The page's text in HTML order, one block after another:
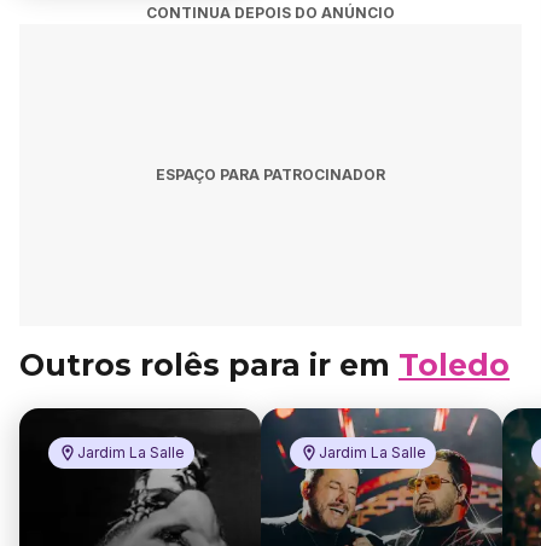
CONTINUA DEPOIS DO ANÚNCIO
ESPAÇO PARA PATROCINADOR
Outros rolês para ir em Toledo
Jardim La Salle Jardim La Salle